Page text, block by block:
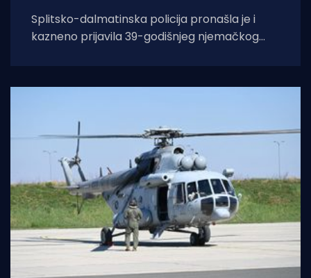
Splitsko-dalmatinska policija pronašla je i
kazneno prijavila 39-godišnjeg njemačkog